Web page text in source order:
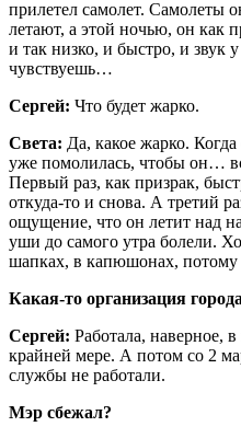
прилетел самолет. Самолеты
летают, а этой ночью, он как
и так низко, и быстро, и звук
чувствуешь…
Сергей: Что будет жарко.
Света: Да, какое жарко.
уже помолилась, чтобы он…
Первый раз, как призрак,
откуда-то и снова. А третий
ощущение, что он летит над
уши до самого утра болели.
шапках, в капюшонах, потому
Какая-то организация
Сергей: Работала, наверное,
крайней мере. А потом со 2
службы не работали.
Мэр сбежал?